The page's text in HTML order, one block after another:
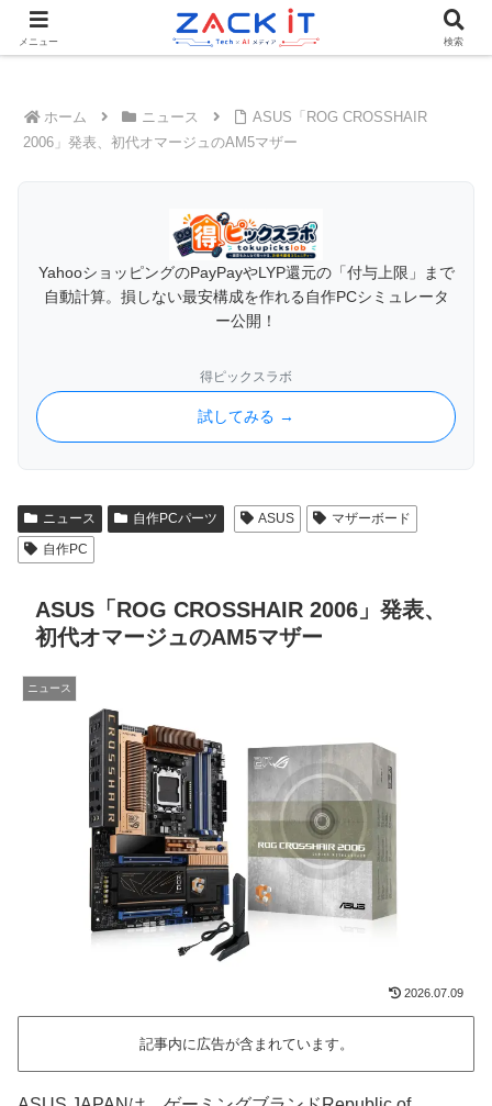
Tech×AIメディア『ZACK IT - 未来をもっと身近に』
ホーム ニュース
ASUS「ROG CROSSHAIR
2006」発表、初代オマージュのAM5マザー
YahooショッピングのPayPayやLYP還元の「付与上限」まで
自動計算。損しない最安構成を作れる自作PCシミュレータ
ー公開！
得ピックスラボ
試してみる →
ニュース 自作PCパーツ ASUS
マザーボード
自作PC
ASUS「ROG CROSSHAIR 2006」発表、
初代オマージュのAM5マザー
ニュース
2026.07.09
記事内に広告が含まれています。
メニュー 検索